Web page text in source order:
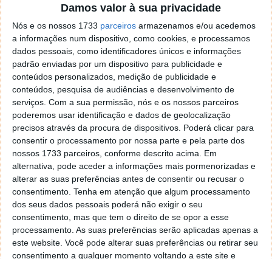
Damos valor à sua privacidade
Nós e os nossos 1733 parceiros armazenamos e/ou acedemos
a informações num dispositivo, como cookies, e processamos
dados pessoais, como identificadores únicos e informações
padrão enviadas por um dispositivo para publicidade e
conteúdos personalizados, medição de publicidade e
conteúdos, pesquisa de audiências e desenvolvimento de
serviços. Com a sua permissão, nós e os nossos parceiros
poderemos usar identificação e dados de geolocalização
precisos através da procura de dispositivos. Poderá clicar para
consentir o processamento por nossa parte e pela parte dos
nossos 1733 parceiros, conforme descrito acima. Em
alternativa, pode aceder a informações mais pormenorizadas e
alterar as suas preferências antes de consentir ou recusar o
consentimento. Tenha em atenção que algum processamento
dos seus dados pessoais poderá não exigir o seu
consentimento, mas que tem o direito de se opor a esse
processamento. As suas preferências serão aplicadas apenas a
este website. Você pode alterar suas preferências ou retirar seu
consentimento a qualquer momento voltando a este site e
o firefox como browser predefenido
Ja percorri o painel
tentei apagar o explorer na tentativa de forçar o uso do
firefox mas em vao. Kaso te lembres de outra dica fico
agradecido, caso contrario obrigado a mesma
Responder
Vítor M.
7 de Novembro de 2005 às 01:39
@Reporter
Desculpa mas o link funciona. Seja como for segue por mail
o MSn Messenger 8.
Responder
Vítor M.
@Rui
Tens de encontrar o que te falei. Faz da seguinte maneira,
janela iniciar e no topo dessa janela com o botão direito do
rato faz propriedades. Depois no separador Menu ‘Iniciar’
clica no botão ‘Personalizar’ aí encontrarás no separador